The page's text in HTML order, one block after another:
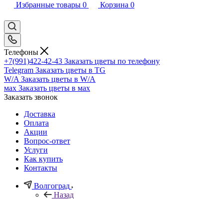
Избранные товары 0 Корзина 0
Телефоны
+7(991)422-42-43 Заказать цветы по телефону
Telegram Заказать цветы в TG
W/A Заказать цветы в W/A
мах Заказать цветы в мах
Заказать звонок
Доставка
Оплата
Акции
Вопрос-ответ
Услуги
Как купить
Контакты
Волгоград
Назад